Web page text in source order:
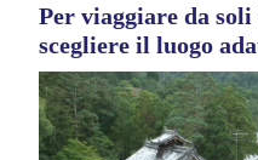
Per viaggiare da
scegliere il luogo